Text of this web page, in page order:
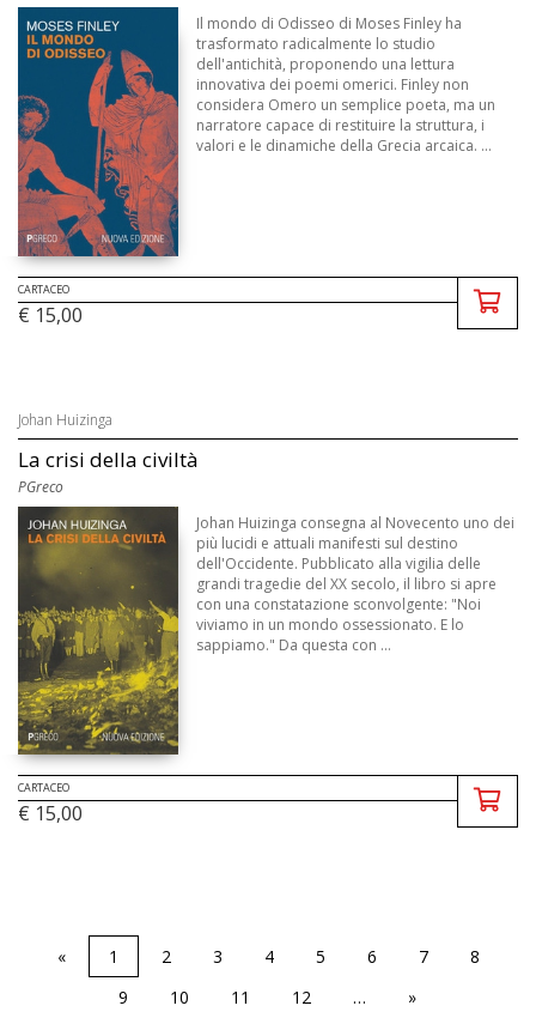
Il mondo di Odisseo di Moses Finley ha
trasformato radicalmente lo studio
dell'antichità, proponendo una lettura
innovativa dei poemi omerici. Finley non
considera Omero un semplice poeta, ma un
narratore capace di restituire la struttura, i
valori e le dinamiche della Grecia arcaica. ...
CARTACEO
€ 15,00
Johan Huizinga
La crisi della civiltà
PGreco
Johan Huizinga consegna al Novecento uno dei
più lucidi e attuali manifesti sul destino
dell'Occidente. Pubblicato alla vigilia delle
grandi tragedie del XX secolo, il libro si apre
con una constatazione sconvolgente: "Noi
viviamo in un mondo ossessionato. E lo
sappiamo." Da questa con ...
CARTACEO
€ 15,00
« 1 2 3 4 5 6 7
8
9
10 11 12 … »